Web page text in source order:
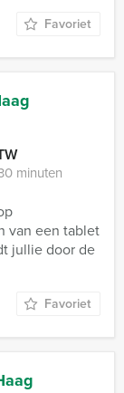
Favoriet
minuten
van een tablet
jullie door de
Favoriet